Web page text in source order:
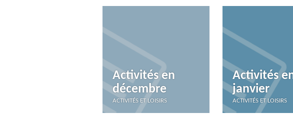
Activités en
décembre
ACTIVITÉS ET LOISIRS
Activités
janvier
ACTIVITÉS ET LOISIRS